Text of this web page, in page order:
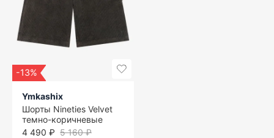
-13%
Ymkashix
Шорты Nineties Velvet
темно-коричневые
5 160 ₽
4 490 ₽